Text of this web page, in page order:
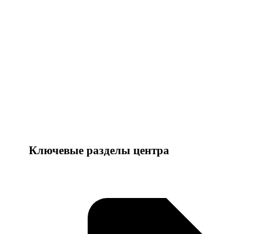
Ключевые разделы центра